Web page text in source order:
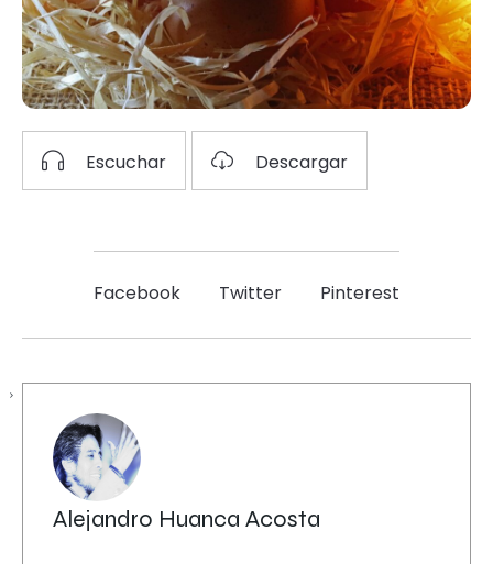
Escuchar Descargar
Facebook Twitter Pinterest
Alejandro Huanca Acosta